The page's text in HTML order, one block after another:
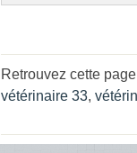
Retrouvez cette
vétérinaire 33,